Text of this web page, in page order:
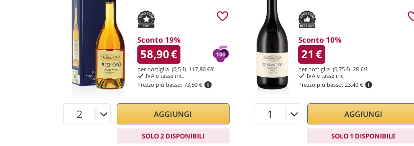
Sconto 19%
58,90€
per bottiglia (0,5 ℓ) 117,80 €/ℓ
IVA e tasse inc.
Prezzo più basso:73,50 €
AGGIUNGI
SOLO 2 DISPONIBILI
Sconto 10%
21 €
per bottiglia (0,75 ℓ) 28 €/ℓ
IVA e tasse inc.
Prezzo più basso: 23,40 €
AGGIUNGI
SOLO 1 DISPONIBILE